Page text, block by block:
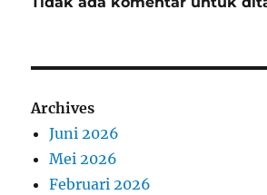
Archives
Juni 2026
Mei 2026
Februari 2026